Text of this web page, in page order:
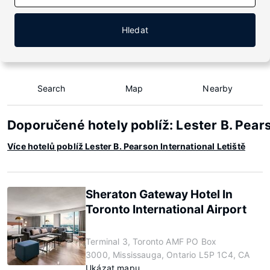
Hledat
Search Map Nearby
Doporučené hotely poblíž: Lester B.
Více hotelů poblíž Lester B. Pearson International Letiště
Sheraton Gateway Hotel In
Toronto International Airport
Terminal 3, Toronto AMF PO Box
3000, Mississauga, Ontario L5P 1C4, CA
Ukázat mapu